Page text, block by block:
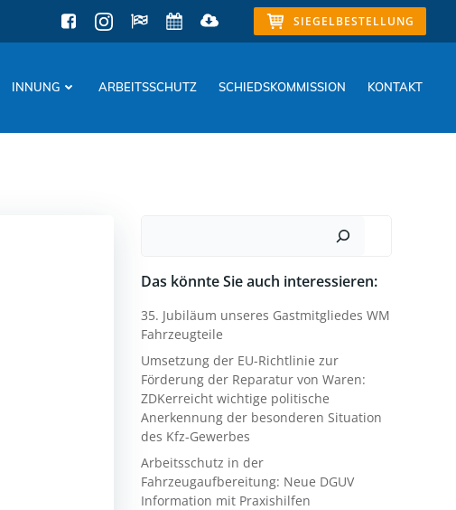
SIEGELBESTELLUNG
INNUNG ARBEITSSCHUTZ SCHIEDSKOMMISSION KONTAKT
Das könnte Sie auch interessieren:
35. Jubiläum unseres Gastmitgliedes WM
Fahrzeugteile
Umsetzung der EU-Richtlinie zur
Förderung der Reparatur von Waren:
ZDKerreicht wichtige politische
Anerkennung der besonderen Situation
des Kfz-Gewerbes
Arbeitsschutz in der
Fahrzeugaufbereitung: Neue DGUV
Information mit Praxishilfen